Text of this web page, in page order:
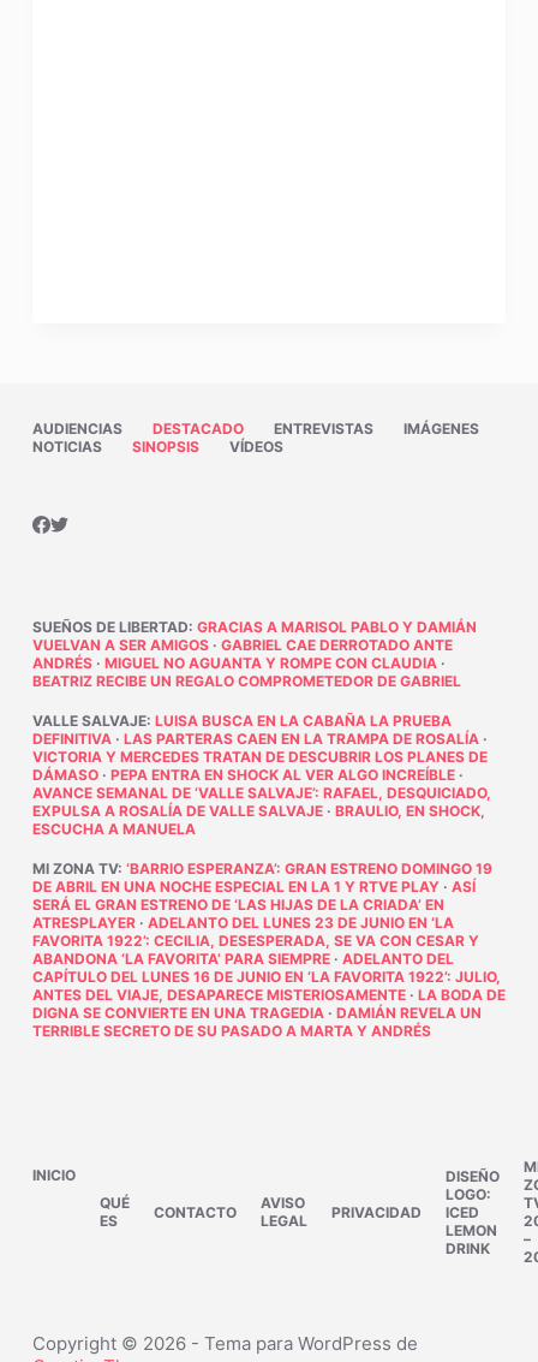
AUDIENCIAS DESTACADO ENTREVISTAS
IMÁGENES
NOTICIAS
SINOPSIS VÍDEOS
SUEÑOS DE LIBERTAD: GRACIAS A MARISOL PABLO Y DAMIÁN
VUELVAN A SER AMIGOS· GABRIEL CAE DERROTADO ANTE
ANDRÉS· MIGUEL NO AGUANTA Y ROMPE CON CLAUDIA·
BEATRIZ RECIBE UN REGALO COMPROMETEDOR DE GABRIEL
VALLE SALVAJE: LUISA BUSCA EN LA CABAÑA LA PRUEBA
DEFINITIVA· LAS PARTERAS CAEN EN LA TRAMPA DE ROSALÍA·
VICTORIA Y MERCEDES TRATAN DE DESCUBRIR LOS PLANES DE
DÁMASO· PEPA ENTRA EN SHOCK AL VER ALGO INCREÍBLE·
AVANCE SEMANAL DE ‘VALLE SALVAJE’: RAFAEL, DESQUICIADO,
EXPULSA A ROSALÍA DE VALLE SALVAJE· BRAULIO, EN SHOCK,
ESCUCHA A MANUELA
MI ZONA TV: ‘BARRIO ESPERANZA’: GRAN ESTRENO DOMINGO 19
DE ABRIL EN UNA NOCHE ESPECIAL EN LA 1 Y RTVE PLAY· ASÍ
SERÁ EL GRAN ESTRENO DE ‘LAS HIJAS DE LA CRIADA’ EN
ATRESPLAYER· ADELANTO DEL LUNES 23 DE JUNIO EN ‘LA
FAVORITA 1922’: CECILIA, DESESPERADA, SE VA CON CESAR Y
ABANDONA ‘LA FAVORITA’ PARA SIEMPRE· ADELANTO DEL
CAPÍTULO DEL LUNES 16 DE JUNIO EN ‘LA FAVORITA 1922’: JULIO,
ANTES DEL VIAJE, DESAPARECE MISTERIOSAMENTE· LA BODA DE
DIGNA SE CONVIERTE EN UNA TRAGEDIA· DAMIÁN REVELA UN
TERRIBLE SECRETO DE SU PASADO A MARTA Y ANDRÉS
INICIO
QUÉ
ES
CONTACTO
AVISO
LEGAL
PRIVACIDAD
DISEÑO
LOGO:
ICED
LEMON
DRINK
–
Copyright © 2026 - Tema para WordPress de